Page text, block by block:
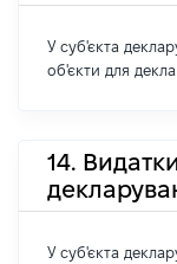
У суб'єкта
об'єкти для
14.
У суб'єкта